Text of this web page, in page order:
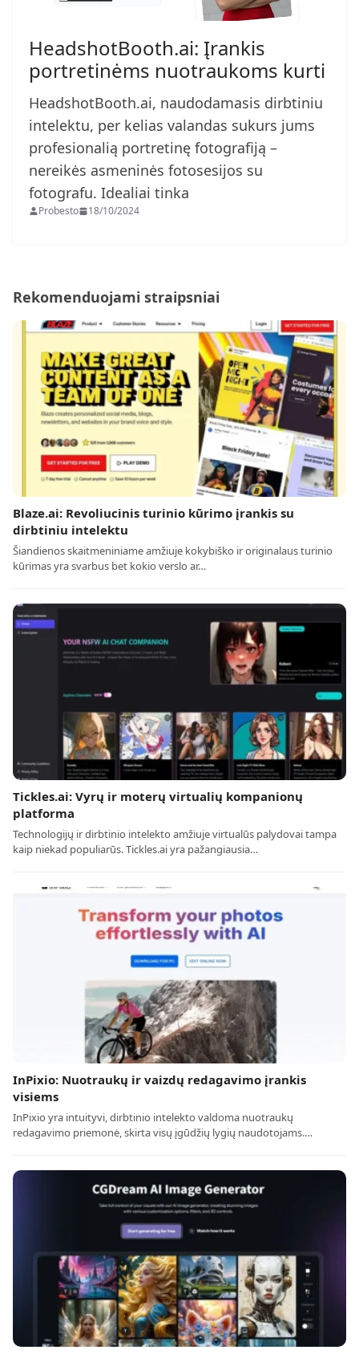
HeadshotBooth.ai: Įrankis
portretinėms nuotraukoms kurti
HeadshotBooth.ai, naudodamasis dirbtiniu
intelektu, per kelias valandas sukurs jums
profesionalią portretinę fotografiją –
nereikės asmeninės fotosesijos su
fotografu. Idealiai tinka
Probesto 18/10/2024
Rekomenduojami straipsniai
Blaze.ai: Revoliucinis turinio kūrimo įrankis su
dirbtiniu intelektu
Šiandienos skaitmeniniame amžiuje kokybiško ir originalaus turinio
kūrimas yra svarbus bet kokio verslo ar…
Tickles.ai: Vyrų ir moterų virtualių kompanionų
platforma
Technologijų ir dirbtinio intelekto amžiuje virtualūs palydovai tampa
kaip niekad populiarūs. Tickles.ai yra pažangiausia…
InPixio: Nuotraukų ir vaizdų redagavimo įrankis
visiems
InPixio yra intuityvi, dirbtinio intelekto valdoma nuotraukų
redagavimo priemonė, skirta visų įgūdžių lygių naudotojams.…